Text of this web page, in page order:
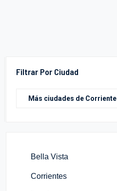
Filtrar Por Ciudad
Bella Vista
Corrientes